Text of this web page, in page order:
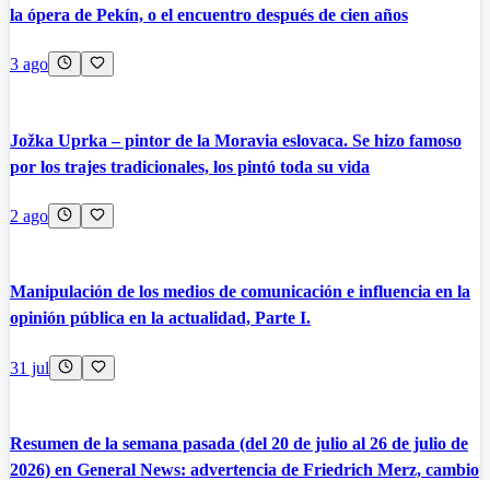
la ópera de Pekín, o el encuentro después de cien años
3 ago
Jožka Uprka – pintor de la Moravia eslovaca. Se hizo famoso
por los trajes tradicionales, los pintó toda su vida
2 ago
Manipulación de los medios de comunicación e influencia en la
opinión pública en la actualidad, Parte I.
31 jul
Resumen de la semana pasada (del 20 de julio al 26 de julio de
2026) en General News: advertencia de Friedrich Merz, cambio